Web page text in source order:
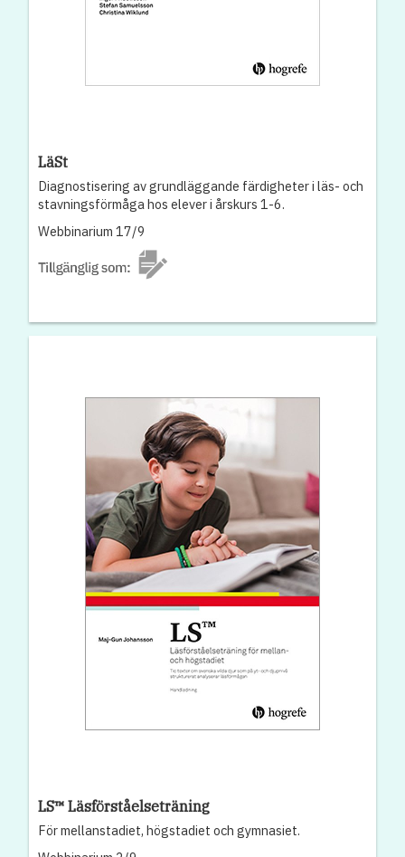
LäSt
Diagnostisering av grundläggande färdigheter i läs- och
stavningsförmåga hos elever i årskurs 1-6.
Webbinarium 17/9
LS™ Läsförståelseträning
För mellanstadiet, högstadiet och gymnasiet.